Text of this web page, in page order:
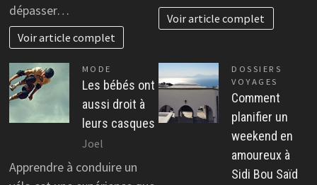
dépasser…
Voir article complet
Voir article complet
MODE
Les bébés ont
aussi droit à
leurs casques
Joel
Apprendre à conduire un
DOSSIERS
VOYAGES
Comment
planifier un
weekend en
amoureux à
Sidi Bou Saïd